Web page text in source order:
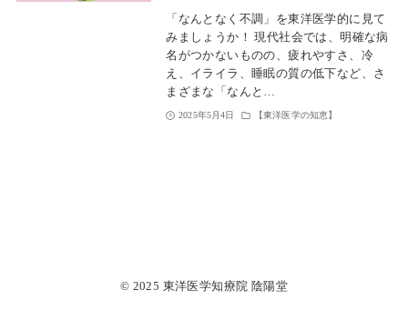
「なんとなく不調」を東洋医学的に見て
みましょうか！ 現代社会では、明確な病
名がつかないものの、疲れやすさ、冷
え、イライラ、睡眠の質の低下など、さ
まざまな「なんと…
2025年5月4日 【東洋医学の知恵】
© 2025 東洋医学知療院 陰陽堂